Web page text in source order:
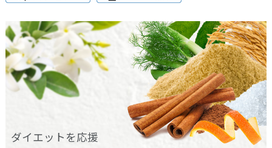
ダイエットを応援